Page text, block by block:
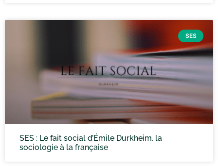
SES
SES : Le fait social d’Émile Durkheim, la
sociologie à la française